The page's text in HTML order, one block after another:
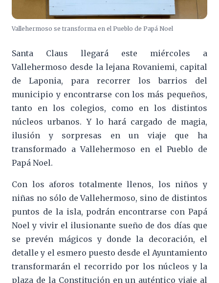
Vallehermoso se transforma en el Pueblo de Papá Noel
Santa Claus llegará este miércoles a
Vallehermoso desde la lejana Rovaniemi, capital
de Laponia, para recorrer los barrios del
municipio y encontrarse con los más pequeños,
tanto en los colegios, como en los distintos
núcleos urbanos. Y lo hará cargado de magia,
ilusión y sorpresas en un viaje que ha
transformado a Vallehermoso en el Pueblo de
Papá Noel.
Con los aforos totalmente llenos, los niños y
niñas no sólo de Vallehermoso, sino de distintos
puntos de la isla, podrán encontrarse con Papá
Noel y vivir el ilusionante sueño de dos días que
se prevén mágicos y donde la decoración, el
detalle y el esmero puesto desde el Ayuntamiento
transformarán el recorrido por los núcleos y la
plaza de la Constitución en un auténtico viaje al